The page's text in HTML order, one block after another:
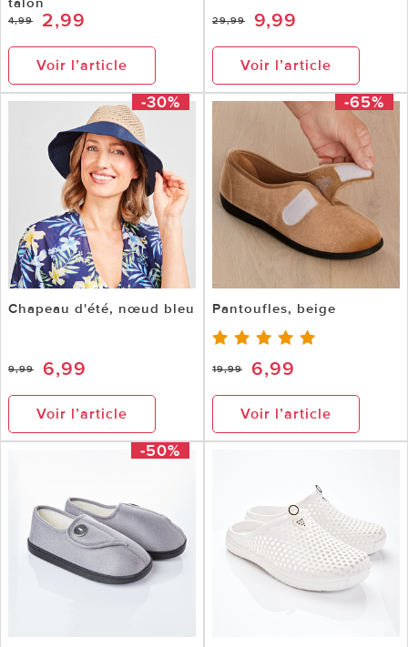
4,99 2,99
Voir l’article
29,99 9,99
Voir l’article
-30%
Chapeau d'été, nœud bleu
9,99 6,99
Voir l’article
-65%
Pantoufles, beige
19,99 6,99
Voir l’article
-50%